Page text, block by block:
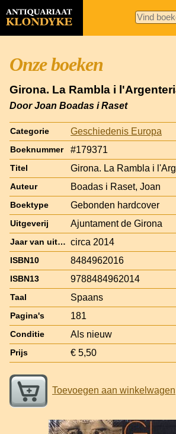
Onze boeken
Girona. La Rambla i
Door Joan Boadas i Raset
Categorie Geschiedenis Europa
Boeknummer #179371
Titel Girona. La Rambla i
Auteur Boadas i Raset, Joan
Boektype Gebonden hardcover
Uitgeverij Ajuntament de Girona
Jaar van uitgave circa 2014
ISBN10 8484962016
ISBN13 9788484962014
Taal Spaans
Pagina's 181
Conditie Als nieuw
Prijs € 5,50
Toevoegen aan winkelwagen